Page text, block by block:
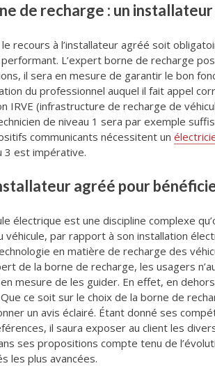
de recharge : un
recours à l’installateur agréé soit
L’expert borne de recharge
il sera en mesure de garantir le bon
du professionnel auquel il fait appel
IRVE (infrastructure de recharge de
de niveau 1 sera par exemple
communicants nécessitent un
3 est impérative.
agréé pour
électrique est une discipline complexe
par rapport à son installation
en matière de recharge des
de la borne de recharge, les usagers
mesure de les guider. En effet, en
ce soit sur le choix de la borne de
un avis éclairé. Étant donné ses
il saura exposer au client les
ses propositions compte tenu de
les plus avancées.